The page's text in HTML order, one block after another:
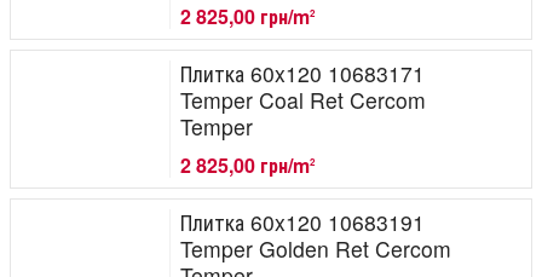
2 825,00 грн/m2
Плитка 60x120 10683171
Temper Coal Ret Cercom
Temper
2 825,00 грн/m2
Плитка 60x120 10683191
Temper Golden Ret Cercom